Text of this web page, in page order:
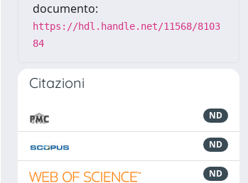
documento:
https://hdl.handle.net/11568/8103
84
Citazioni
ND
ND
ND